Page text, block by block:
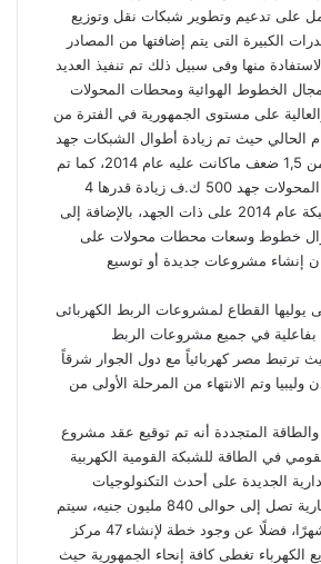
على تدعيم وتطوير شبكات نقل وتوزيع
الكبيرة التى يتم إضافتها من المصادر
منها وفى سبيل ذلك تم تنفيذ العديد
الخطوط الهوائية ومحطات المحولات
على مستوى الجمهورية في الفترة من
العام الحالي حيث تم زيادة أطوال الشبكات جهد
500 ك.ف ما يقرب من 1,5 ضعف ماكانت عليه عام 2014، كما تم
زيادة سعات محطات المحولات جهد 500 ك.ف زيادة قدرها 4
أضعاف عن وضع الشبكة عام 2014 على ذات الجهد، بالإضافة إلى
خطوط وسعات محطات محولات على
إنشاء مشروعات جديدة أو توسيع
يوليها القطاع لمشروعات الربط الكهربائى
في جميع مشروعات الربط
ترتبط مصر كهربائياً مع دول الجوار شرقاً
وتم الانتهاء من المرحلة الأولى من
المتجددة أنه تم توقيع عقد مشروع
في الطاقة للشبكة القومية الكهربية
الجديدة على أحدث التكنولوجيات
العالمية بتكلفة استثمارية تصل إلى حوالى 840 مليون جنيه، سيتم
الانتهاء منه خلال 18 شهرًا، فضلًا عن وجود خطة لإنشاء 47 مركز
تغطى كافة إنحاء الجمهورية حيث